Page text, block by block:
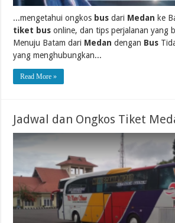
...mengetahui ongkos bus dari Medan ke
tiket bus online, dan tips perjalanan yang
Menuju Batam dari Medan dengan Bus
yang menghubungkan...
Read More »
Jadwal dan Ongkos Tiket